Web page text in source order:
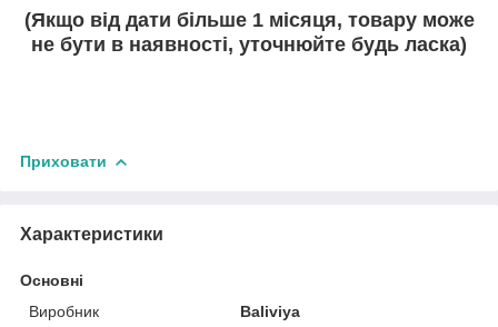
(Якщо від дати більше 1 місяця, товару може
не бути в наявності, уточнюйте будь ласка)
Приховати
Характеристики
Основні
Виробник
Baliviya